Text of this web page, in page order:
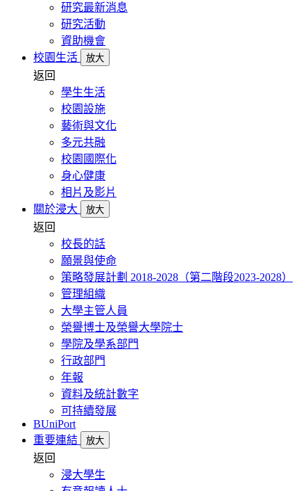
研究最新消息
研究活動
資助機會
校園生活
放大
返回
學生生活
校園設施
藝術與文化
多元共融
校園國際化
身心健康
相片及影片
關於浸大
放大
返回
校長的話
願景與使命
策略發展計劃 2018-2028（第二階段2023-2028）
管理組織
大學主管人員
榮譽博士及榮譽大學院士
學院及學系部門
行政部門
年報
資料及統計數字
可持續發展
BUniPort
重要連結
放大
返回
浸大學生